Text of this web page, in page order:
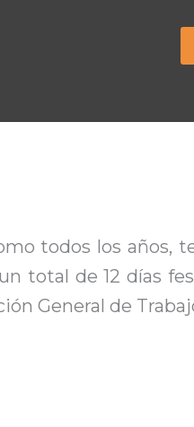
todos los años,
total de 12 días
General de